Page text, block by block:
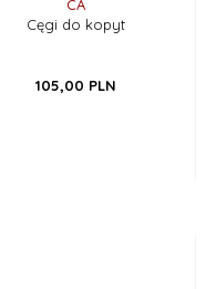
CA
Cęgi do kopyt
105,00 PLN